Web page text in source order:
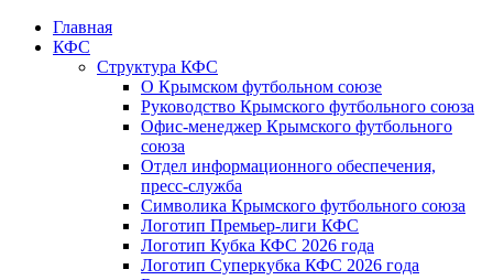
Главная
КФС
Структура КФС
О Крымском футбольном союзе
Руководство Крымского футбольного союза
Офис-менеджер Крымского футбольного
союза
Отдел информационного обеспечения,
пресс-служба
Символика Крымского футбольного союза
Логотип Премьер-лиги КФС
Логотип Кубка КФС 2026 года
Логотип Суперкубка КФС 2026 года